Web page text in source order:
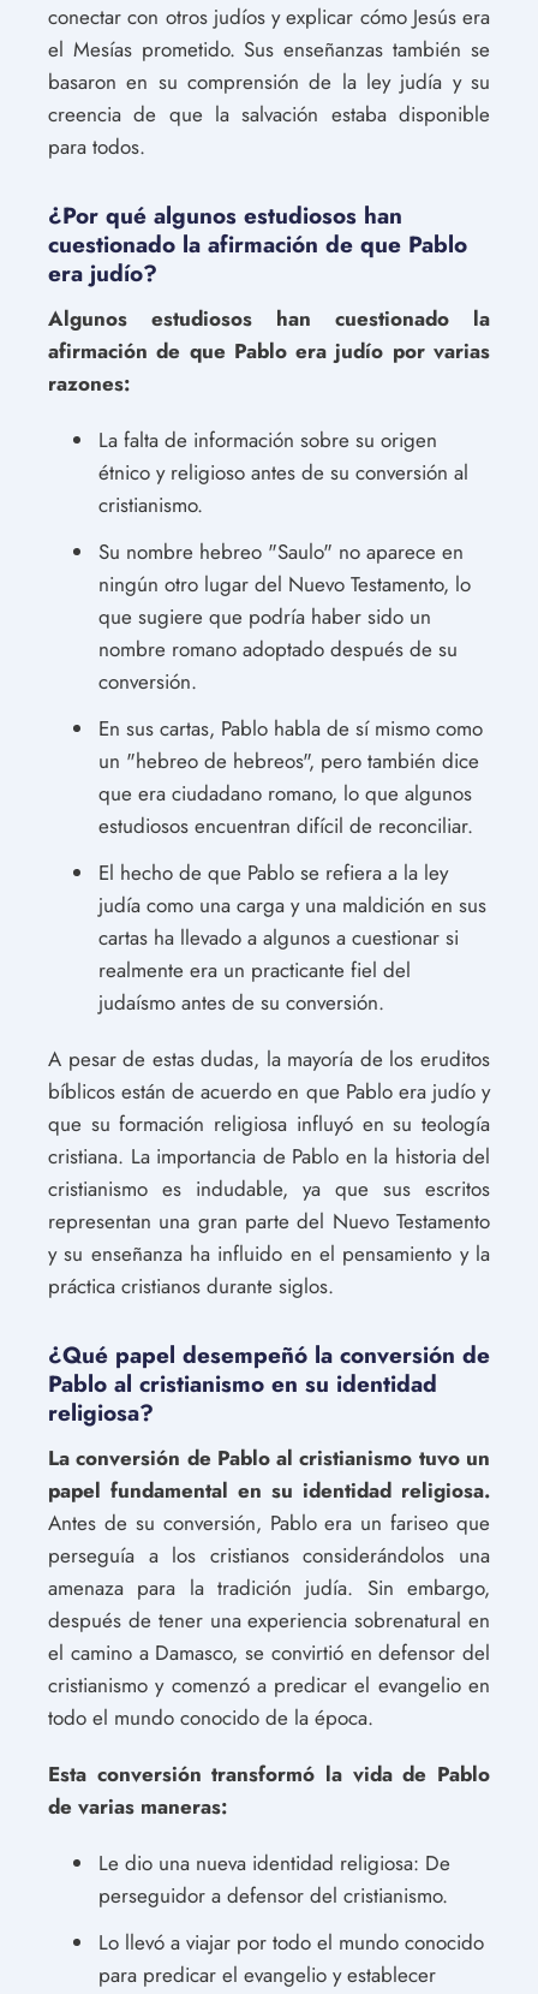
conectar con otros judíos y explicar cómo Jesús era
el Mesías prometido. Sus enseñanzas también se
basaron en su comprensión de la ley judía y su
creencia de que la salvación estaba disponible
para todos.
¿Por qué algunos estudiosos han
cuestionado la afirmación de que Pablo
era judío?
Algunos estudiosos han cuestionado la
afirmación de que Pablo era judío por varias
razones:
La falta de información sobre su origen
étnico y religioso antes de su conversión al
cristianismo.
Su nombre hebreo "Saulo" no aparece en
ningún otro lugar del Nuevo Testamento, lo
que sugiere que podría haber sido un
nombre romano adoptado después de su
conversión.
En sus cartas, Pablo habla de sí mismo como
un "hebreo de hebreos", pero también dice
que era ciudadano romano, lo que algunos
estudiosos encuentran difícil de reconciliar.
El hecho de que Pablo se refiera a la ley
judía como una carga y una maldición en sus
cartas ha llevado a algunos a cuestionar si
realmente era un practicante fiel del
judaísmo antes de su conversión.
A pesar de estas dudas, la mayoría de los eruditos
bíblicos están de acuerdo en que Pablo era judío y
que su formación religiosa influyó en su teología
cristiana. La importancia de Pablo en la historia del
cristianismo es indudable, ya que sus escritos
representan una gran parte del Nuevo Testamento
y su enseñanza ha influido en el pensamiento y la
práctica cristianos durante siglos.
¿Qué papel desempeñó la conversión de
Pablo al cristianismo en su identidad
religiosa?
La conversión de Pablo al cristianismo tuvo un
papel fundamental en su identidad religiosa.
Antes de su conversión, Pablo era un fariseo que
perseguía a los cristianos considerándolos una
amenaza para la tradición judía. Sin embargo,
después de tener una experiencia sobrenatural en
el camino a Damasco, se convirtió en defensor del
cristianismo y comenzó a predicar el evangelio en
todo el mundo conocido de la época.
Esta conversión transformó la vida de Pablo
de varias maneras:
Le dio una nueva identidad religiosa: De
perseguidor a defensor del cristianismo.
Lo llevó a viajar por todo el mundo conocido
para predicar el evangelio y establecer